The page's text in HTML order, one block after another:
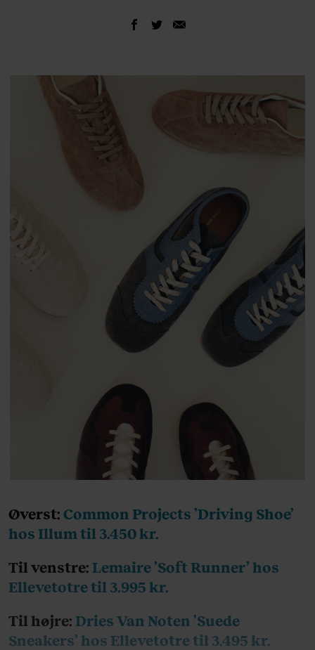
Øverst: Common Projects ’Driving Shoe’
hos Illum til 3.450 kr.
Til venstre: Lemaire ’Soft Runner’ hos
Ellevetotre til 3.995 kr.
Til højre: Dries Van Noten ’Suede
Sneakers’ hos Ellevetotre til 3.495 kr.